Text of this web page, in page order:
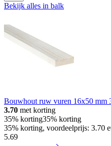
Bekijk alles in balk
Bouwhout ruw vuren 16x50 mm
3.70 met korting
35% korting35% korting
35% korting, voordeelprijs: 3.70
5.69